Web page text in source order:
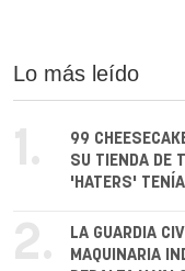
Lo más leído
1.
99
SU TIENDA DE
'HATERS'
2.
LA GUARDIA
MAQUINARIA